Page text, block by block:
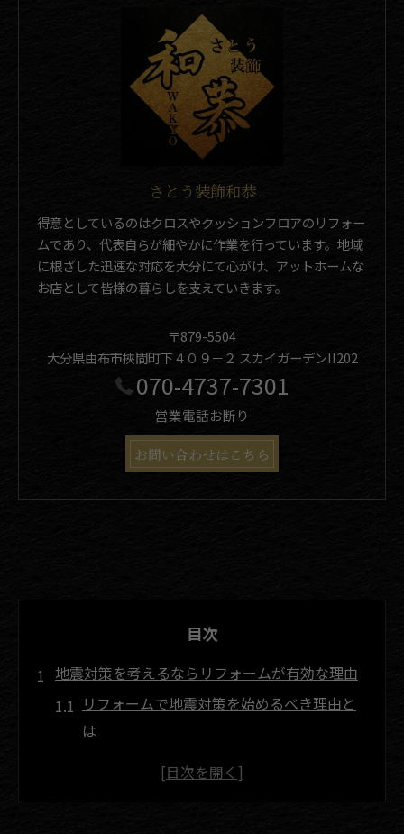
さとう装飾和恭
得意としているのはクロスやクッションフロアのリフォー
ムであり、代表自らが細やかに作業を行っています。地域
に根ざした迅速な対応を大分にて心がけ、アットホームな
お店として皆様の暮らしを支えていきます。
〒879-5504
大分県由布市挾間町下４０９－２ スカイガーデンII202
070-4737-7301
営業電話お断り
お問い合わせはこちら
目次
地震対策を考えるならリフォームが有効な理由
リフォームで地震対策を始めるべき理由と
は
リフォームによる耐震性向上の基本知識を